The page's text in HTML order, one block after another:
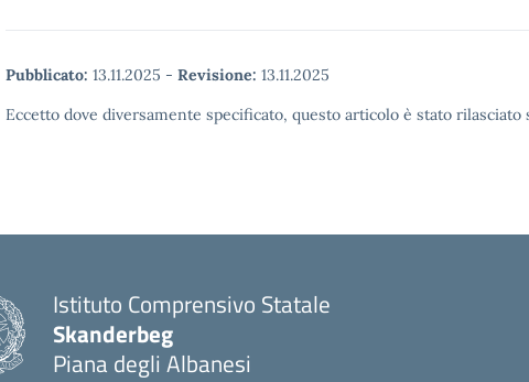
Pubblicato: 13.11.2025 - Revisione: 13.11.2025
Eccetto dove diversamente specificato, questo articolo è stato
Istituto Comprensivo Statale
Skanderbeg
Piana degli Albanesi